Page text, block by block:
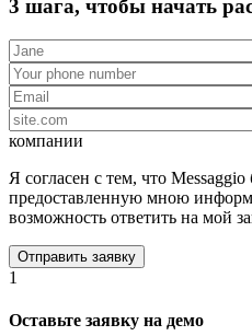
3 шага, чтобы начать
компании
Я согласен с тем, что Messaggio
предоставленную мною
возможность ответить на мой
1
Оставьте заявку на демо